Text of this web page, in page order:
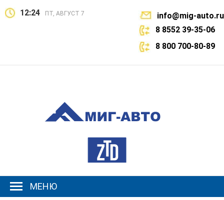
12:24 ПТ, АВГУСТ 7
info@mig-auto.ru
8 8552 39-35-06
8 800 700-80-89
МЕНЮ